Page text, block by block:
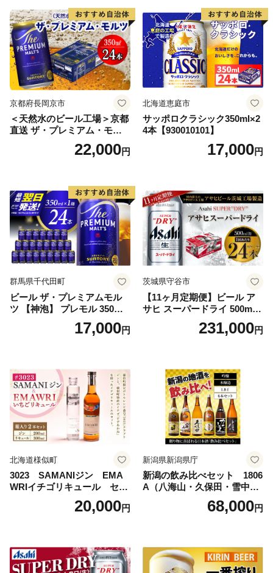
口 送料無料 カメイ 本宮市
【07214-0206】
京都府長岡京市
＜天然水のビール工場＞京都
直送 ザ・プレミアム・モル
ツ 350ml×24本 プレモル [149
22,000円
北海道恵庭市
サッポロクラシック350ml×2
4本【930010101】
17,000円
群馬県千代田町
ビール ザ・プレミアムモル
ツ 【神泡】 プレモル 350ml
× 24本 サントリー〈天然水の
ビール工場〉群馬※沖縄・離
17,000円
茨城県守谷市
【11ヶ月定期便】ビール ア
サヒ スーパードライ 500ml 2
4本 1ケース×11ヶ月 | アサヒ
ビール 究極の辛口 酒 お酒 ア
uper dry 11回 缶ビール 缶 ギ
フト 内祝い 茨城県守谷市 送
料無料
231,000円
北海道様似町
3023 SAMANIジン EMA
WRIイチゴリキュール セッ
ト（箱入り）【大人の味 酒
お酒 洋酒 スピリッツ クラフ
セット 詰め合わせ カクテル
ソーダ割り アルコール ロッ
ク ソーダ ジントニック 】
20,000円
新潟県新潟県庁
新潟の飲み比べセット 1806
A（八海山・久保田・雪中
梅・越乃寒梅・かたふね・千
68,000円